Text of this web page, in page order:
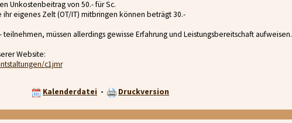
Unkostenbeitrag von 50.- für Sc.
eigenes Zelt (OT/IT) mitbringen können beträgt 30.-
müssen allerdings gewisse Erfahrung und Leistungsbereitschaft aufweisen.
Website:
c1jmr
Kalenderdatei - Druckversion